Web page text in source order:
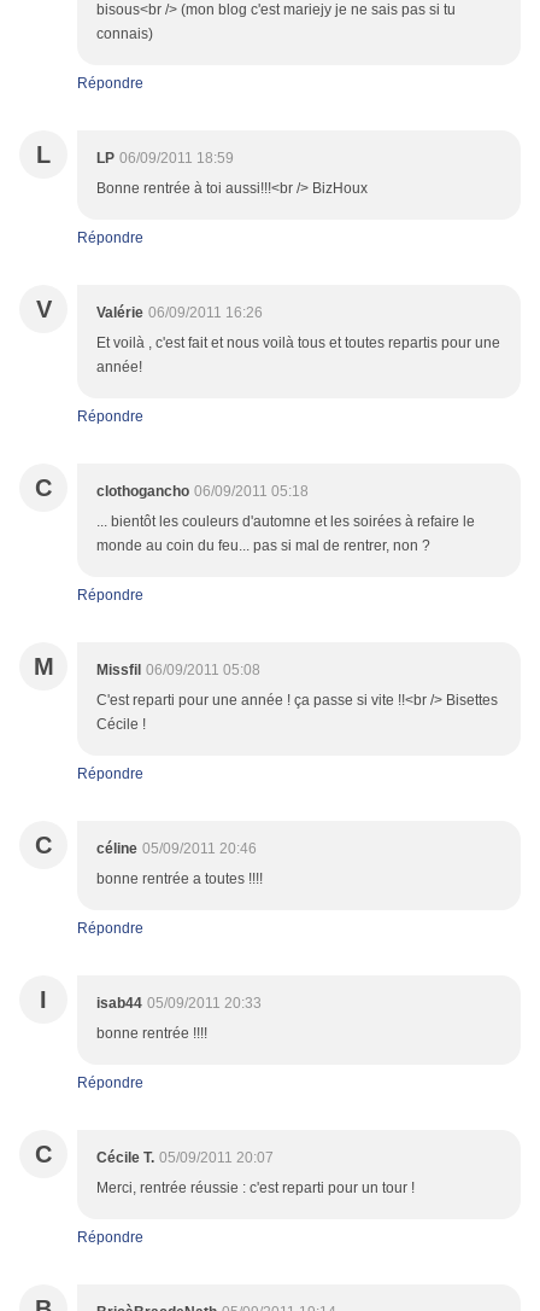
bisous<br /> (mon blog c'est mariejy je ne sais pas si tu
connais)
Répondre
L LP 06/09/2011 18:59
Bonne rentrée à toi aussi!!!<br /> BizHoux
Répondre
V Valérie 06/09/2011 16:26
Et voilà , c'est fait et nous voilà tous et toutes repartis pour une
année!
Répondre
C clothogancho 06/09/2011 05:18
... bientôt les couleurs d'automne et les soirées à refaire le
monde au coin du feu... pas si mal de rentrer, non ?
Répondre
M Missfil 06/09/2011 05:08
C'est reparti pour une année ! ça passe si vite !!<br /> Bisettes
Cécile !
Répondre
C céline 05/09/2011 20:46
bonne rentrée a toutes !!!!
Répondre
I isab44 05/09/2011 20:33
bonne rentrée !!!!
Répondre
C Cécile T. 05/09/2011 20:07
Merci, rentrée réussie : c'est reparti pour un tour !
Répondre